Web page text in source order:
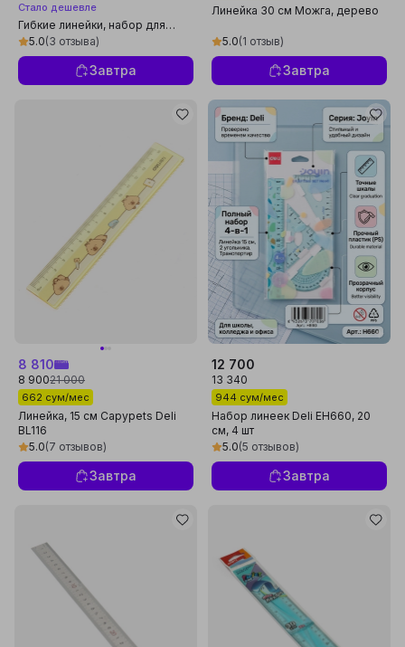
Стало дешевле
Гибкие линейки, набор для
школы, 4 предмета
5.0(3 отзыва)
Завтра
Линейка 30 см Можга, дерево
5.0(1 отзыв)
Завтра
8 810
8 90021 000
662 сум/мес
Линейка, 15 cм Capypets Deli
BL116
5.0(7 отзывов)
Завтра
12 700
13 340
944 сум/мес
Набор линеек Deli EH660, 20
см, 4 шт
5.0(5 отзывов)
Завтра